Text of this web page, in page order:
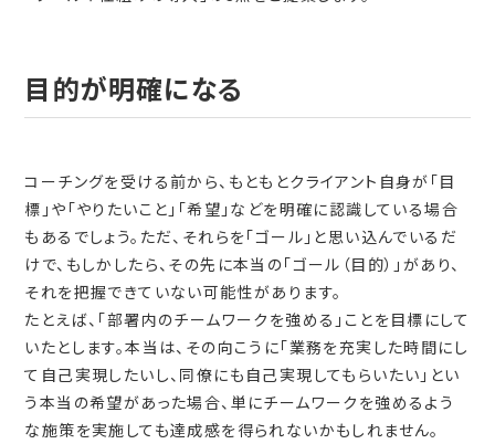
目的が明確になる
コーチングを受ける前から、もともとクライアント自身が「目
標」や「やりたいこと」「希望」などを明確に認識している場合
もあるでしょう。ただ、それらを「ゴール」と思い込んでいるだ
けで、もしかしたら、その先に本当の「ゴール（目的）」があり、
それを把握できていない可能性があります。
たとえば、「部署内のチームワークを強める」ことを目標にして
いたとします。本当は、その向こうに「業務を充実した時間にし
て自己実現したいし、同僚にも自己実現してもらいたい」とい
う本当の希望があった場合、単にチームワークを強めるよう
な施策を実施しても達成感を得られないかもしれません。